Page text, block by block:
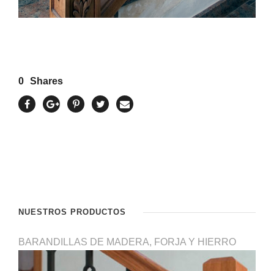
0 Shares
NUESTROS PRODUCTOS
BARANDILLAS DE MADERA, FORJA Y HIERRO